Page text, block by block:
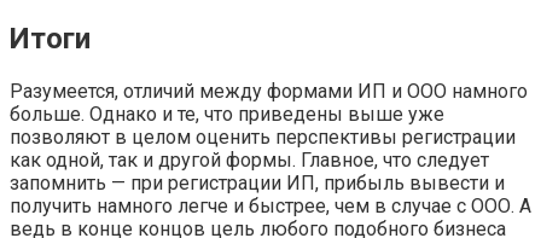
Итоги
Разумеется, отличий между формами ИП и ООО намного
больше. Однако и те, что приведены выше уже
позволяют в целом оценить перспективы регистрации
как одной, так и другой формы. Главное, что следует
запомнить — при регистрации ИП, прибыль вывести и
получить намного легче и быстрее, чем в случае с ООО. А
ведь в конце концов цель любого подобного бизнеса